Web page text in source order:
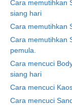
Cara memutihkan
siang hari
Cara memutihkan
Cara memutihkan
pemula.
Cara mencuci
siang hari
Cara mencuci
Cara mencuci